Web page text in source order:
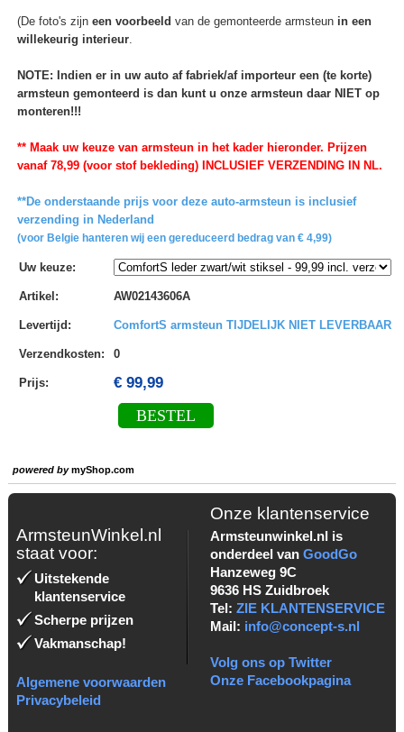
(De foto's zijn een voorbeeld van de gemonteerde armsteun in een
willekeurig interieur.
NOTE: Indien er in uw auto af fabriek/af importeur een (te korte)
armsteun gemonteerd is dan kunt u onze armsteun daar NIET op
monteren!!!
** Maak uw keuze van armsteun in het kader hieronder. Prijzen
vanaf 78,99 (voor stof bekleding) INCLUSIEF VERZENDING IN NL.
**De onderstaande prijs voor deze auto-armsteun is inclusief
verzending in Nederland
(voor Belgie hanteren wij een gereduceerd bedrag van € 4,99)
Uw keuze:
Artikel : AW02143606A
Levertijd : ComfortS armsteun TIJDELIJK NIET LEVERBAAR
Verzendkosten: 0
Prijs: € 99,99
BESTEL
powered bymyShop.com
ArmsteunWinkel.nl
staat voor:
Uitstekende
klantenservice
Scherpe prijzen
Vakmanschap!
Algemene voorwaarden
Privacybeleid
Onze klantenservice
Armsteunwinkel.nl is
onderdeel van GoodGo
Hanzeweg 9C
9636 HS Zuidbroek
Tel: ZIE KLANTENSERVICE
Mail: info@concept-s.nl
Volg ons op Twitter
Onze Facebookpagina